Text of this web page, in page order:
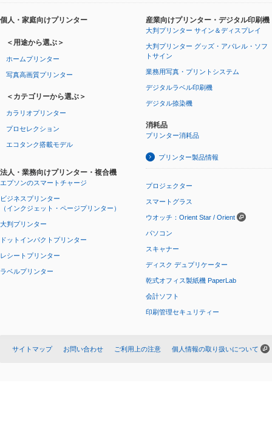
個人・家庭向けプリンター
＜用途から選ぶ＞
ホームプリンター
写真高画質プリンター
＜カテゴリーから選ぶ＞
カラリオプリンター
プロセレクション
エコタンク搭載モデル
法人・業務向けプリンター・複合機
エプソンのスマートチャージ
ビジネスプリンター
（インクジェット・ページプリンター）
大判プリンター
ドットインパクトプリンター
レシートプリンター
ラベルプリンター
産業向けプリンター・デジタル印刷機
大判プリンター サイン＆ディスプレイ
大判プリンター グッズ・アパレル・ソフ
トサイン
業務用写真・プリントシステム
デジタルラベル印刷機
デジタル捺染機
消耗品
プリンター消耗品
プリンター製品情報
プロジェクター
スマートグラス
ウオッチ：Orient Star / Orient
パソコン
スキャナー
ディスク デュプリケーター
乾式オフィス製紙機 PaperLab
会計ソフト
印刷管理セキュリティー
サイトマップ お問い合わせ ご利用上の注意 個人情報の取り扱いについて